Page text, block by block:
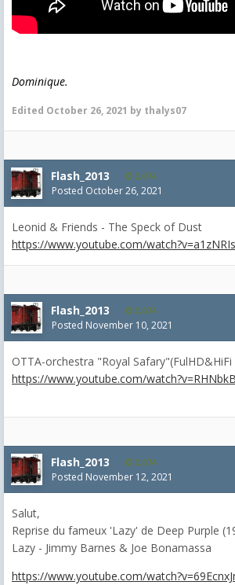
Dominique.
Edited October 26, 2021 by thalys07
Flash_2013 2,074
Posted October 26, 2021
Leonid & Friends - The Speck of Dust
https://www.youtube.com/
Flash_2013 2,074
Posted November 10, 2021
OTTA-orchestra "Royal Safary"(FulHD&HiFi
https://www.youtube.com/
Flash_2013 2,074
Posted November 12, 2021
Salut,
Reprise du fameux 'Lazy' de Deep Purple
Lazy - Jimmy Barnes & Joe Bonamassa
https://www.youtube.com/